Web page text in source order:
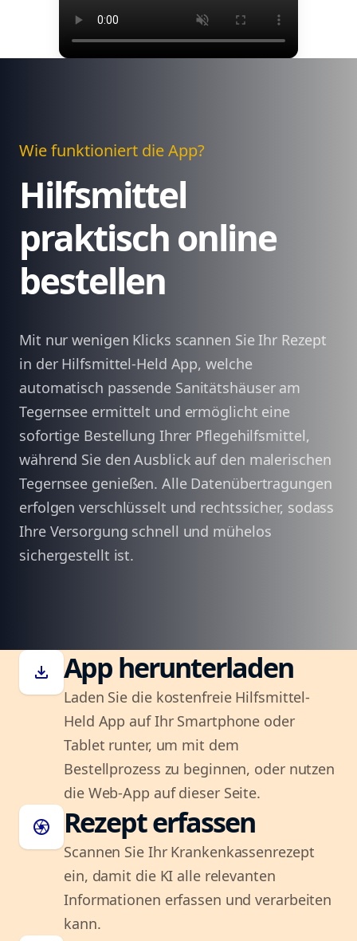
Wie funktioniert die App?
Hilfsmittel
praktisch online
bestellen
Mit nur wenigen Klicks scannen Sie Ihr Rezept
in der Hilfsmittel-Held App, welche
automatisch passende Sanitätshäuser am
Tegernsee ermittelt und ermöglicht eine
sofortige Bestellung Ihrer Pflegehilfsmittel,
während Sie den Ausblick auf den malerischen
Tegernsee genießen. Alle Datenübertragungen
erfolgen verschlüsselt und rechtssicher, sodass
Ihre Versorgung schnell und mühelos
sichergestellt ist.
download App herunterladen
Laden Sie die kostenfreie Hilfsmittel-
Held App auf Ihr Smartphone oder
Tablet runter, um mit dem
Bestellprozess zu beginnen, oder nutzen
die Web-App auf dieser Seite.
camera Rezept erfassen
Scannen Sie Ihr Krankenkassenrezept
ein, damit die KI alle relevanten
Informationen erfassen und verarbeiten
kann.